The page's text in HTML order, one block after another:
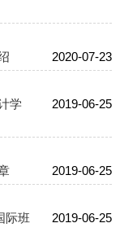
2020-07-23
学
2019-06-25
2019-06-25
际班
2019-06-25